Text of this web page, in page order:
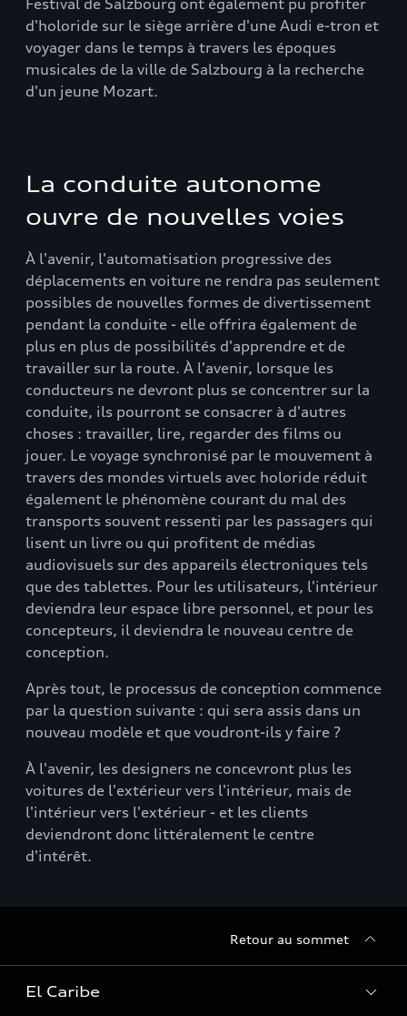
Festival de Salzbourg ont également pu profiter
d'holoride sur le siège arrière d'une Audi e-tron et
voyager dans le temps à travers les époques
musicales de la ville de Salzbourg à la recherche
d'un jeune Mozart.
La conduite autonome
ouvre de nouvelles voies
À l'avenir, l'automatisation progressive des
déplacements en voiture ne rendra pas seulement
possibles de nouvelles formes de divertissement
pendant la conduite - elle offrira également de
plus en plus de possibilités d'apprendre et de
travailler sur la route. À l'avenir, lorsque les
conducteurs ne devront plus se concentrer sur la
conduite, ils pourront se consacrer à d'autres
choses : travailler, lire, regarder des films ou
jouer. Le voyage synchronisé par le mouvement à
travers des mondes virtuels avec holoride réduit
également le phénomène courant du mal des
transports souvent ressenti par les passagers qui
lisent un livre ou qui profitent de médias
audiovisuels sur des appareils électroniques tels
que des tablettes. Pour les utilisateurs, l'intérieur
deviendra leur espace libre personnel, et pour les
concepteurs, il deviendra le nouveau centre de
conception.
Après tout, le processus de conception commence
par la question suivante : qui sera assis dans un
nouveau modèle et que voudront-ils y faire ?
À l'avenir, les designers ne concevront plus les
voitures de l'extérieur vers l'intérieur, mais de
l'intérieur vers l'extérieur - et les clients
deviendront donc littéralement le centre
d'intérêt.
Retour au sommet
El Caribe